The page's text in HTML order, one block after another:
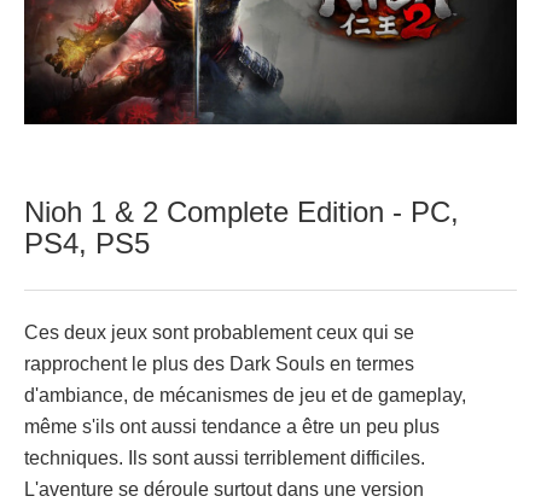
Nioh 1 & 2 Complete Edition - PC,
PS4, PS5
Ces deux jeux sont probablement ceux qui se
rapprochent le plus des Dark Souls en termes
d'ambiance, de mécanismes de jeu et de gameplay,
même s'ils ont aussi tendance a être un peu plus
techniques. Ils sont aussi terriblement difficiles.
L'aventure se déroule surtout dans une version